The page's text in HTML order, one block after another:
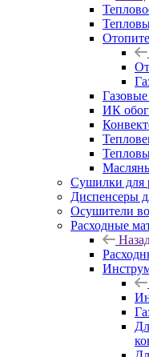
Газовые
ИК
Сушилки для
Диспенсеры
Осушители
Расходные